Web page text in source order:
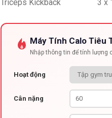
Triceps Kickback
3 x
Máy Tính Calo Tiêu
Nhập thông tin để tính lượng
Hoạt động
Cân nặng